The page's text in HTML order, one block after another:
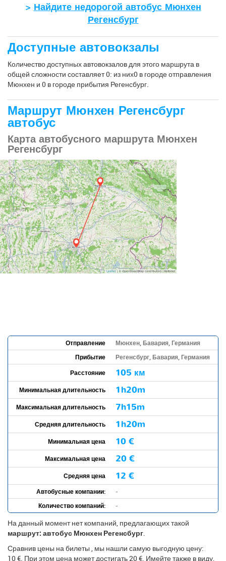
> Найдите недорогой автобус Мюнхен
Регенсбург
Доступные автовокзалы
Количество доступных автовокзалов для этого маршрута в
общей сложности составляет 0: из них0 в городе отправления
Мюнхен и 0 в городе прибытия Регенсбург.
Маршрут Мюнхен Регенсбург
автобус
Карта автобусного маршрута Мюнхен
Регенсбург
Отправление
Мюнхен, Бавария, Германия
Прибытие
Регенсбург, Бавария, Германия
Расстояние
105 км
Минимальная длительность 1h20m
Максимальная длительность 7h15m
Средняя длительность 1h20m
Минимальная цена 10 €
Максимальная цена 20 €
Средняя цена 12 €
Автобусные компании:
-
Количество компаний:
-
На данный момент нет компаний, предлагающих такой
маршрут: автобус Мюнхен Регенсбург
Сравнив цены на билеты , мы нашли самую выгодную цену:
10 €. При этом цена может достигать 20 €. Имейте также в виду,